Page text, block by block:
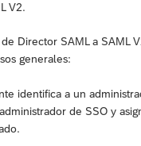
V2.
Director SAML a SAML
generales:
identifica a un
de SSO y